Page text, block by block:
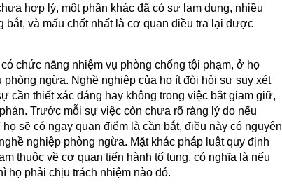
hợp lý, một phần khác đã có sự lạm dụng, nhiều
bắt, và mấu chốt nhất là cơ quan điều tra lại được
chức năng nhiệm vụ phòng chống tội phạm, ở họ
phòng ngừa. Nghề nghiệp của họ ít đòi hỏi sự suy xét
cần thiết xác đáng hay không trong việc bắt giam giữ,
Trước mỗi sự việc còn chưa rõ ràng lý do nếu
sẽ có ngay quan điểm là cần bắt, điều này có nguyên
nghiệp phòng ngừa. Mặt khác pháp luật quy định
thuộc về cơ quan tiến hành tố tụng, có nghĩa là nếu
họ phải chịu trách nhiệm nào đó.